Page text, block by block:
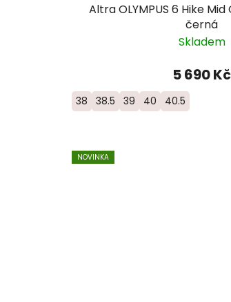
Altra OLYMPUS 6 Hike
černá
Skladem
5 690 Kč
38 38.5 39 40 40.5
NOVINKA